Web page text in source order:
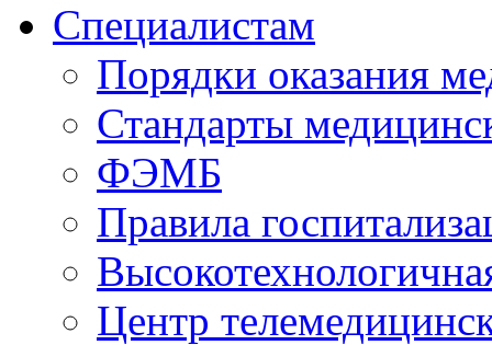
Специалистам
Порядки оказания
Стандарты
ФЭМБ
Правила
Центр